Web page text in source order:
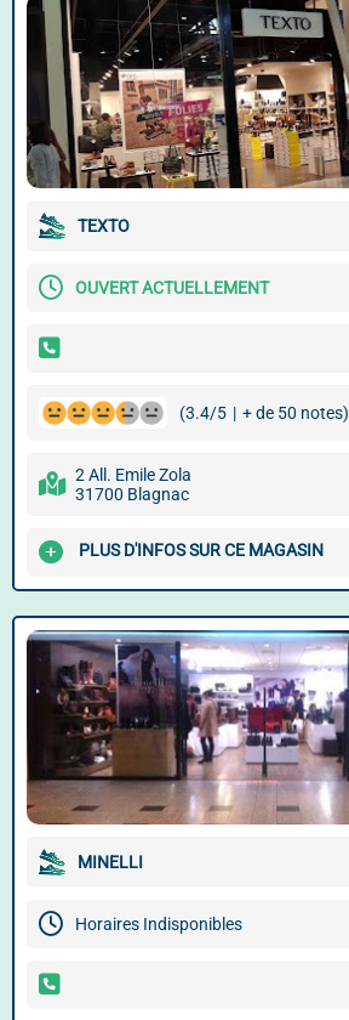
TEXTO
OUVERT ACTUELLEMENT
(3.4/5 | + de 50 notes)
2 All. Emile Zola
31700 Blagnac
PLUS D'INFOS SUR CE MAGASIN
MINELLI
Horaires Indisponibles